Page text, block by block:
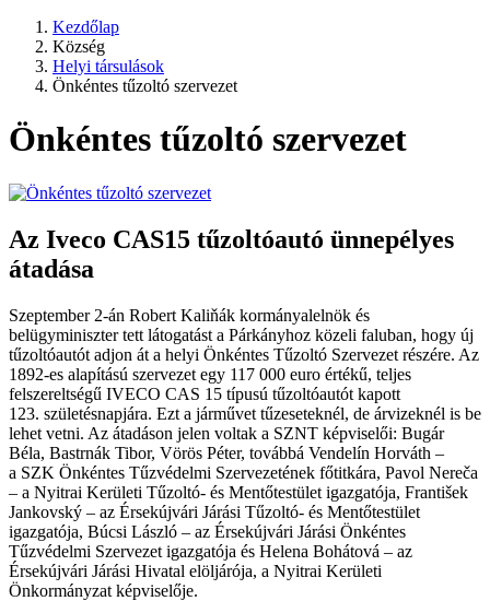
Kezdőlap
Község
Helyi társulások
Önkéntes tűzoltó szervezet
Önkéntes tűzoltó szervezet
Az Iveco CAS15 tűzoltóautó ünnepélyes
átadása
Szeptember 2-án Robert Kaliňák kormányalelnök és
belügyminiszter tett látogatást a Párkányhoz közeli faluban, hogy új
tűzoltóautót adjon át a helyi Önkéntes Tűzoltó Szervezet részére. Az
1892-es alapítású szervezet egy 117 000 euro értékű, teljes
felszereltségű IVECO CAS 15 típusú tűzoltóautót kapott
123. születésnapjára. Ezt a járművet tűzeseteknél, de árvizeknél is be
lehet vetni. Az átadáson jelen voltak a SZNT képviselői: Bugár
Béla, Bastrnák Tibor, Vörös Péter, továbbá Vendelín Horváth –
a SZK Önkéntes Tűzvédelmi Szervezetének főtitkára, Pavol Nereča
– a Nyitrai Kerületi Tűzoltó- és Mentőtestület igazgatója, František
Jankovský – az Érsekújvári Járási Tűzoltó- és Mentőtestület
igazgatója, Búcsi László – az Érsekújvári Járási Önkéntes
Tűzvédelmi Szervezet igazgatója és Helena Bohátová – az
Érsekújvári Járási Hivatal elöljárója, a Nyitrai Kerületi
Önkormányzat képviselője.